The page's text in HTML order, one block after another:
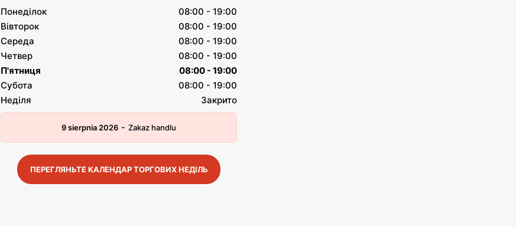
Понеділок
08:00 - 19:00
Вівторок
08:00 - 19:00
Середа
08:00 - 19:00
Четвер
08:00 - 19:00
П'ятниця
08:00 - 19:00
Субота
08:00 - 19:00
Неділя
Закрито
9 sierpnia 2026 - Zakaz handlu
ПЕРЕГЛЯНЬТЕ КАЛЕНДАР ТОРГОВИХ НЕДІЛЬ